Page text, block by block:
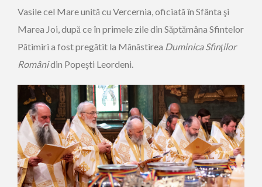
Vasile cel Mare unită cu Vercernia, oficiată în Sfânta şi
Marea Joi, după ce în primele zile din Săptămâna Sfintelor
Pătimiri a fost pregătit la Mănăstirea Duminica Sfinţilor
Românidin Popeşti Leordeni.